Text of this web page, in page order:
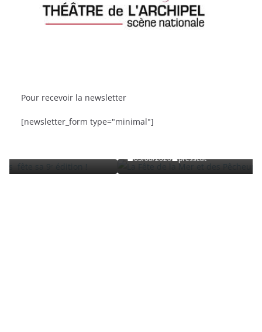
Pour recevoir la newsletter
[newsletter_form type="minimal"]
édition
La Fête de la Mer et des Pêcheurs à Canet-en-
03/08/2026 presscat